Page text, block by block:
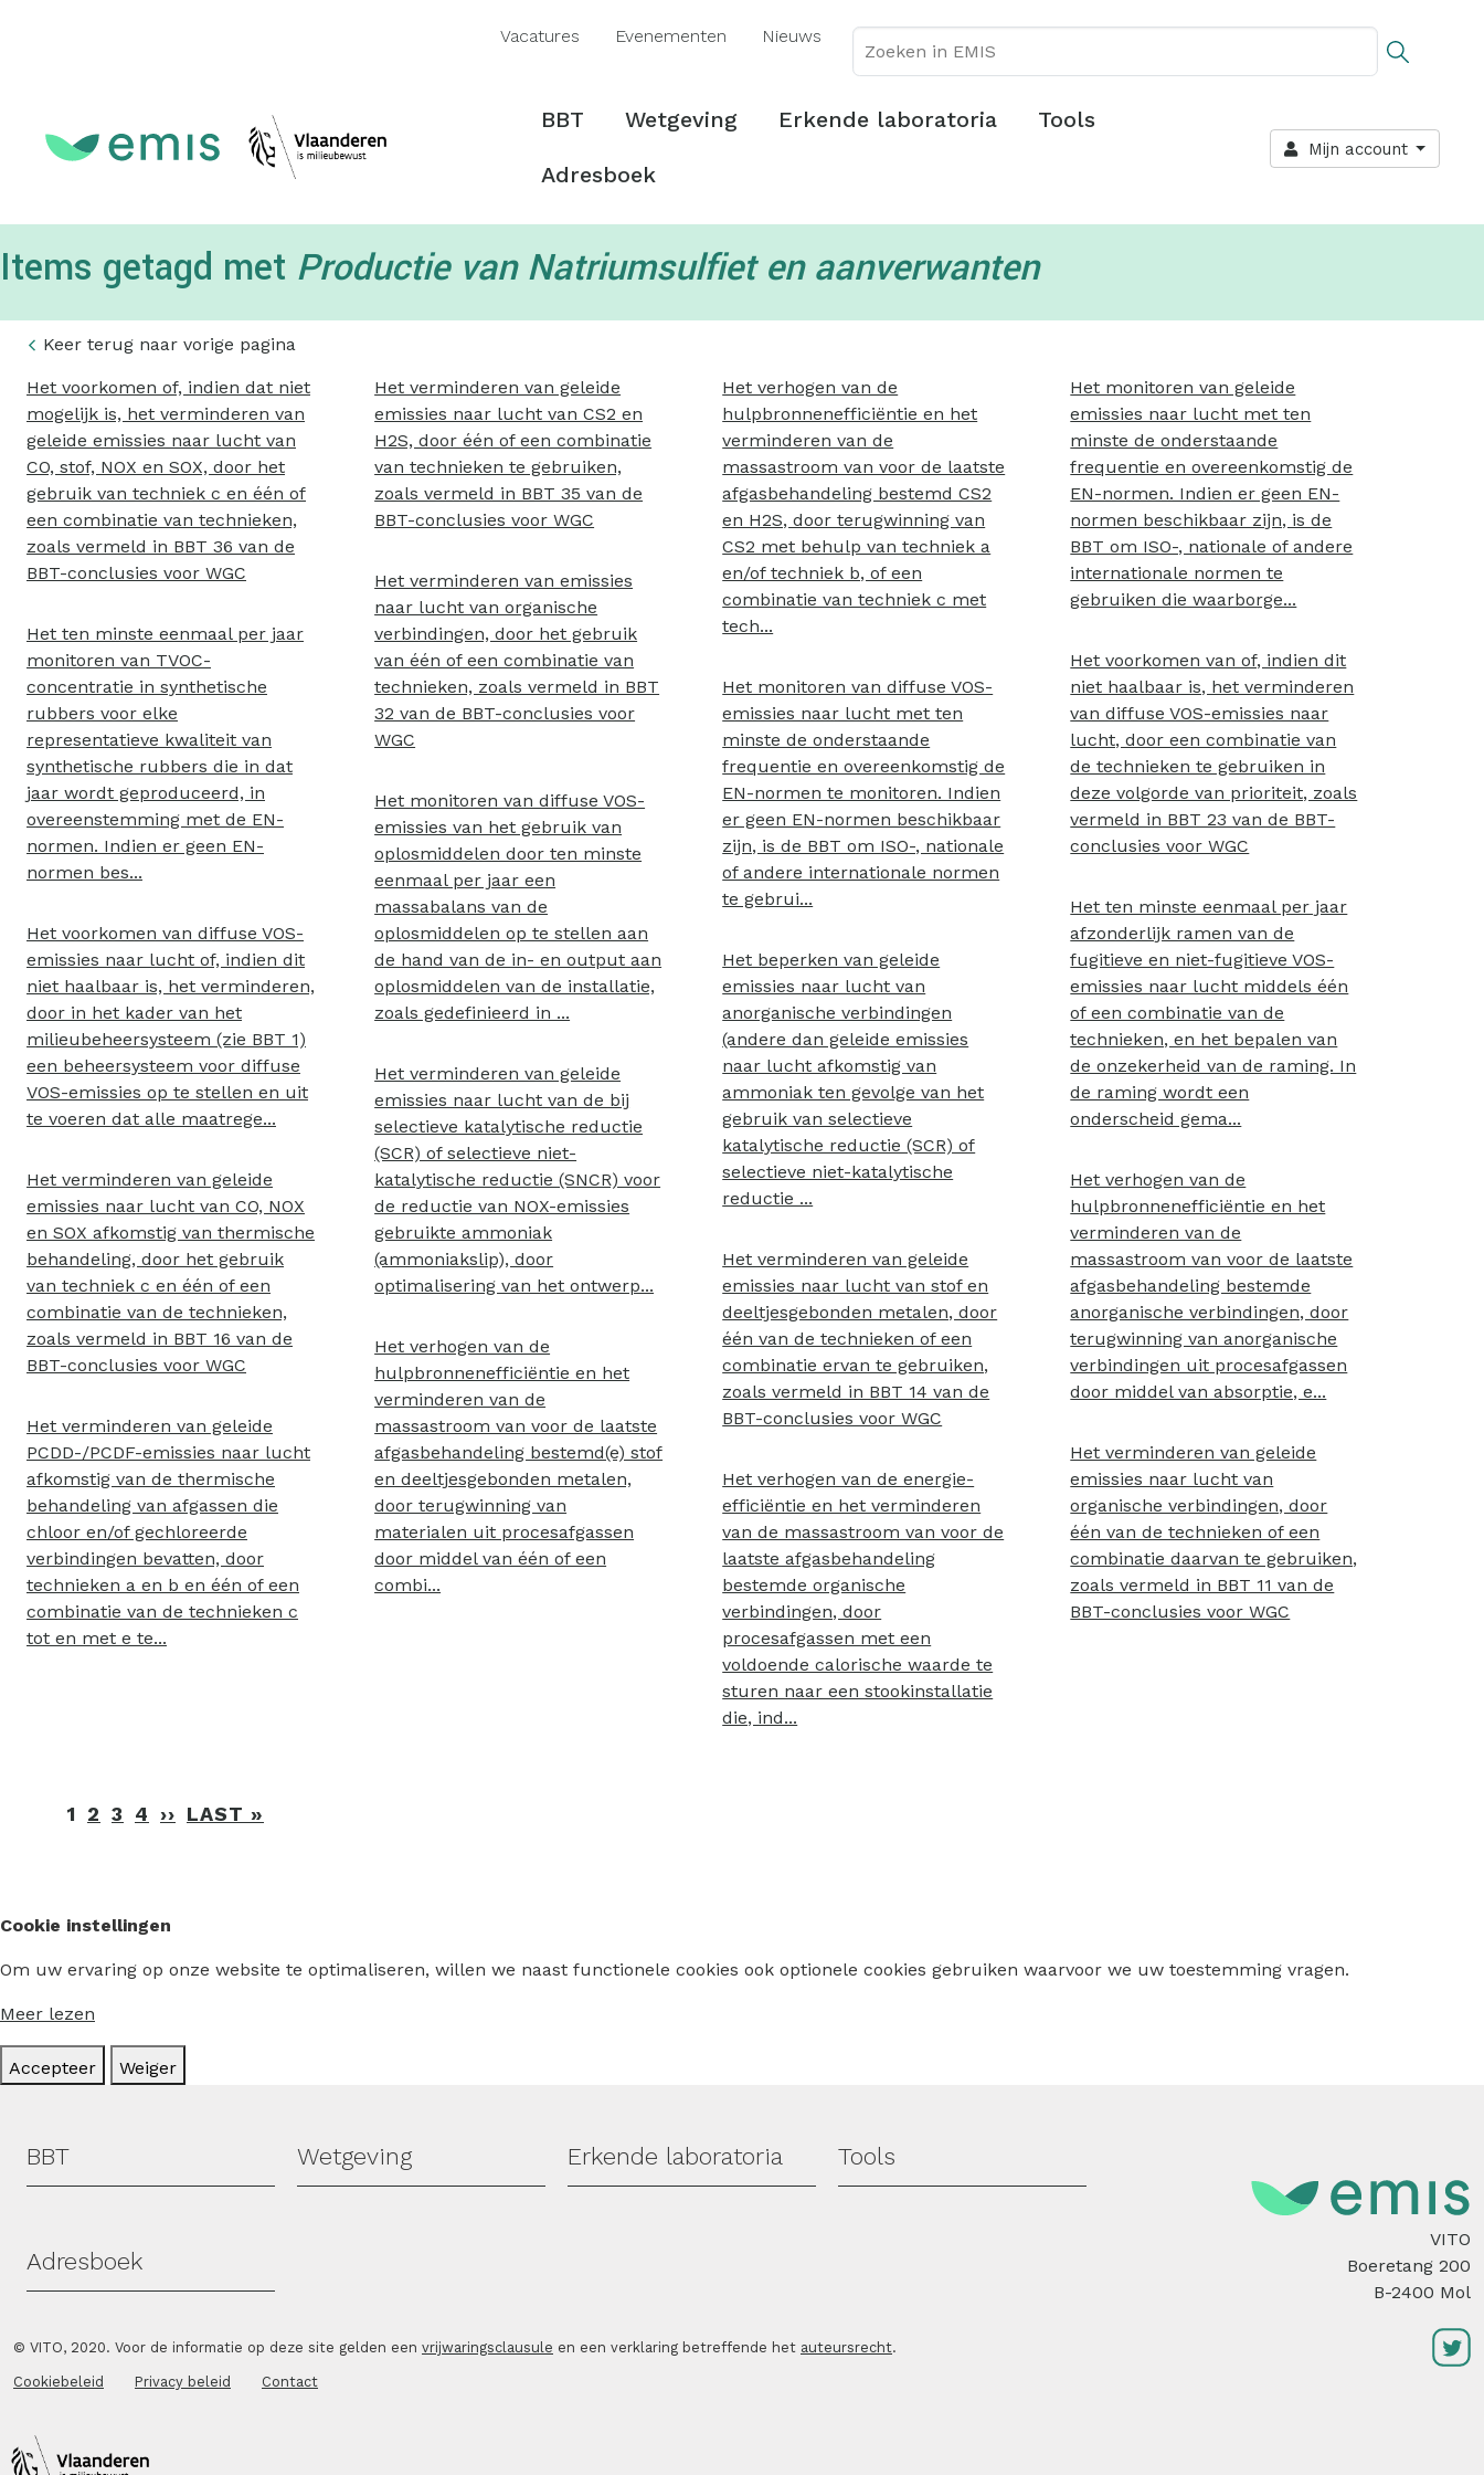
inhoud
Vacatures Evenementen Nieuws
Hoofdmenu
BBT Wetgeving Erkende laboratoria Tools
Adresboek
Mijn account
Items getagd met Productie van Natriumsulfiet en aanverwanten
Keer terug naar vorige pagina
Het voorkomen of, indien dat niet
mogelijk is, het verminderen van
geleide emissies naar lucht van
CO, stof, NOX en SOX, door het
gebruik van techniek c en één of
een combinatie van technieken,
zoals vermeld in BBT 36 van de
BBT-conclusies voor WGC
Het verminderen van geleide
emissies naar lucht van CS2 en
H2S, door één of een combinatie
van technieken te gebruiken,
zoals vermeld in BBT 35 van de
BBT-conclusies voor WGC
Het verhogen van de
hulpbronnenefficiëntie en het
verminderen van de
massastroom van voor de laatste
afgasbehandeling bestemd CS2
en H2S, door terugwinning van
CS2 met behulp van techniek a
en/of techniek b, of een
combinatie van techniek c met
tech...
Het monitoren van geleide
emissies naar lucht met ten
minste de onderstaande
frequentie en overeenkomstig de
EN-normen. Indien er geen EN-
normen beschikbaar zijn, is de
BBT om ISO-, nationale of andere
internationale normen te
gebruiken die waarborge...
Het verminderen van emissies
naar lucht van organische
verbindingen, door het gebruik
van één of een combinatie van
technieken, zoals vermeld in BBT
32 van de BBT-conclusies voor
WGC
Het ten minste eenmaal per jaar
monitoren van TVOC-
concentratie in synthetische
rubbers voor elke
representatieve kwaliteit van
synthetische rubbers die in dat
jaar wordt geproduceerd, in
overeenstemming met de EN-
normen. Indien er geen EN-
normen bes...
Het voorkomen van of, indien dit
niet haalbaar is, het verminderen
van diffuse VOS-emissies naar
lucht, door een combinatie van
de technieken te gebruiken in
deze volgorde van prioriteit, zoals
vermeld in BBT 23 van de BBT-
conclusies voor WGC
Het monitoren van diffuse VOS-
emissies naar lucht met ten
minste de onderstaande
frequentie en overeenkomstig de
EN-normen te monitoren. Indien
er geen EN-normen beschikbaar
zijn, is de BBT om ISO-, nationale
of andere internationale normen
te gebrui...
Het monitoren van diffuse VOS-
emissies van het gebruik van
oplosmiddelen door ten minste
eenmaal per jaar een
massabalans van de
oplosmiddelen op te stellen aan
de hand van de in- en output aan
oplosmiddelen van de installatie,
zoals gedefinieerd in ...
Het ten minste eenmaal per jaar
afzonderlijk ramen van de
fugitieve en niet-fugitieve VOS-
emissies naar lucht middels één
of een combinatie van de
technieken, en het bepalen van
de onzekerheid van de raming. In
de raming wordt een
onderscheid gema...
Het voorkomen van diffuse VOS-
emissies naar lucht of, indien dit
niet haalbaar is, het verminderen,
door in het kader van het
milieubeheersysteem (zie BBT 1)
een beheersysteem voor diffuse
VOS-emissies op te stellen en uit
te voeren dat alle maatrege...
Het beperken van geleide
emissies naar lucht van
anorganische verbindingen
(andere dan geleide emissies
naar lucht afkomstig van
ammoniak ten gevolge van het
gebruik van selectieve
katalytische reductie (SCR) of
selectieve niet-katalytische
reductie ...
Het verminderen van geleide
emissies naar lucht van de bij
selectieve katalytische reductie
(SCR) of selectieve niet-
katalytische reductie (SNCR) voor
de reductie van NOX-emissies
gebruikte ammoniak
(ammoniakslip), door
optimalisering van het ontwerp...
Het verminderen van geleide
emissies naar lucht van CO, NOX
en SOX afkomstig van thermische
behandeling, door het gebruik
van techniek c en één of een
combinatie van de technieken,
zoals vermeld in BBT 16 van de
BBT-conclusies voor WGC
Het verhogen van de
hulpbronnenefficiëntie en het
verminderen van de
massastroom van voor de laatste
afgasbehandeling bestemde
anorganische verbindingen, door
terugwinning van anorganische
verbindingen uit procesafgassen
door middel van absorptie, e...
Het verminderen van geleide
emissies naar lucht van stof en
deeltjesgebonden metalen, door
één van de technieken of een
combinatie ervan te gebruiken,
zoals vermeld in BBT 14 van de
BBT-conclusies voor WGC
Het verhogen van de
hulpbronnenefficiëntie en het
verminderen van de
massastroom van voor de laatste
afgasbehandeling bestemd(e) stof
en deeltjesgebonden metalen,
door terugwinning van
materialen uit procesafgassen
door middel van één of een
combi...
Het verminderen van geleide
PCDD-/PCDF-emissies naar lucht
afkomstig van de thermische
behandeling van afgassen die
chloor en/of gechloreerde
verbindingen bevatten, door
technieken a en b en één of een
combinatie van de technieken c
tot en met e te...
Het verminderen van geleide
emissies naar lucht van
organische verbindingen, door
één van de technieken of een
combinatie daarvan te gebruiken,
zoals vermeld in BBT 11 van de
BBT-conclusies voor WGC
Het verhogen van de energie-
efficiëntie en het verminderen
van de massastroom van voor de
laatste afgasbehandeling
bestemde organische
verbindingen, door
procesafgassen met een
voldoende calorische waarde te
sturen naar een stookinstallatie
die, ind...
Paginering
1 2 3 4 ›› VOLGENDE
LAST »
Cookie instellingen
Om uw ervaring op onze website te optimaliseren, willen we naast functionele cookies ook optionele cookies gebruiken waarvoor we uw toestemming vragen.
Meer lezen
Accepteer Weiger
Hoofdmenu
BBT Wetgeving Erkende laboratoria Tools
Adresboek
© VITO, 2020. Voor de informatie op deze site gelden een vrijwaringsclausule en een verklaring betreffende het auteursrecht.
Cookiebeleid Privacy beleid Contact
VITO
Boeretang 200
B-2400 Mol